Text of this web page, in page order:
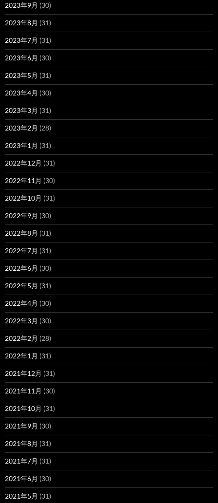
2023年9月 (30)
2023年8月 (31)
2023年7月 (31)
2023年6月 (30)
2023年5月 (31)
2023年4月 (30)
2023年3月 (31)
2023年2月 (28)
2023年1月 (31)
2022年12月 (31)
2022年11月 (30)
2022年10月 (31)
2022年9月 (30)
2022年8月 (31)
2022年7月 (31)
2022年6月 (30)
2022年5月 (31)
2022年4月 (30)
2022年3月 (30)
2022年2月 (28)
2022年1月 (31)
2021年12月 (31)
2021年11月 (30)
2021年10月 (31)
2021年9月 (30)
2021年8月 (31)
2021年7月 (31)
2021年6月 (30)
2021年5月 (31)